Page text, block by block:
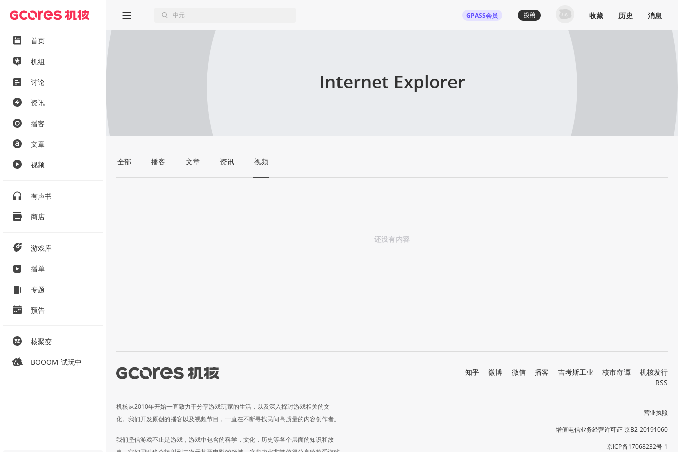
首页
机组
讨论
资讯
播客
文章
视频
有声书
商店
游戏库
播单
专题
预告
核聚变
BOOOM 试玩中
GPASS会员 收藏 历史 消息
Internet Explorer
全部 播客 文章 资讯 视频
还没有内容
机核从2010年开始一直致力于分享游戏玩家的生活，以及深入探讨游戏相关的文
化。我们开发原创的播客以及视频节目，一直在不断寻找民间高质量的内容创作者。
我们坚信游戏不止是游戏，游戏中包含的科学，文化，历史等各个层面的知识和故
知乎 微博 微信 播客 吉考斯工业 核市奇谭
机核发行
RSS
营业执照
增值电信业务经营许可证 京B2-20191060
京ICP备17068232号-1